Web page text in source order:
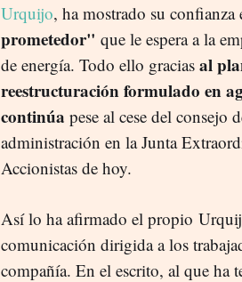
Urquijo, ha mostrado su confianza
prometedor" que le espera a la
de energía. Todo ello gracias al
reestructuración formulado en
continúa pese al cese del consejo
administración en la Junta
Accionistas de hoy.
Así lo ha afirmado el propio
comunicación dirigida a los
compañía. En el escrito, al que ha